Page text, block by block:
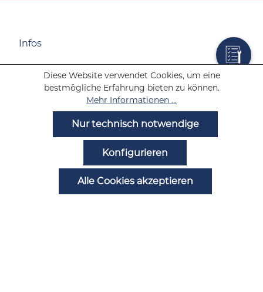
Infos
Wolf Tabakwaren
Diese Website verwendet Cookies, um eine
bestmögliche Erfahrung bieten zu können.
Mehr Informationen ...
Nur technisch notwendige
Konfigurieren
Alle Cookies akzeptieren